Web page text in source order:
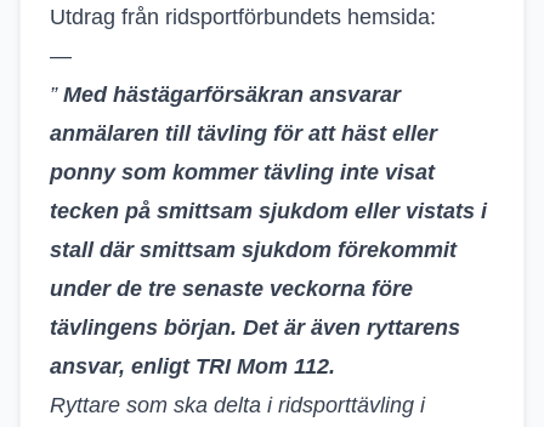
Utdrag från ridsportförbundets hemsida:
—
” Med hästägarförsäkran ansvarar
anmälaren till tävling för att häst eller
ponny som kommer tävling inte visat
tecken på smittsam sjukdom eller vistats i
stall där smittsam sjukdom förekommit
under de tre senaste veckorna före
tävlingens början. Det är även ryttarens
ansvar, enligt TRI Mom 112.
Ryttare som ska delta i ridsporttävling i